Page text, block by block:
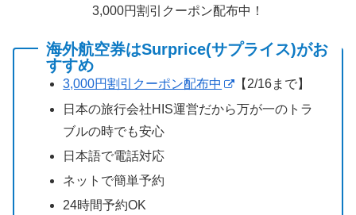
3,000円割引クーポン配布中！
海外航空券はSurprice(サプライス)がお
すすめ
3,000円割引クーポン配布中
【2/16まで】
日本の旅行会社HIS運営だから万が一のトラ
ブルの時でも安心
日本語で電話対応
ネットで簡単予約
24時間予約OK